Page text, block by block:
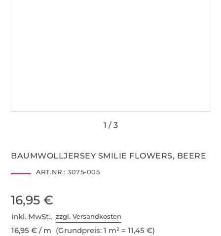
BAUMWOLLJERSEY SMILIE FLOWERS, BEERE
ART.NR.: 3075-005
16,95 €
inkl. MwSt.,zzgl. Versandkosten
16,95 € / m (Grundpreis: 1 m² = 11,45 €)